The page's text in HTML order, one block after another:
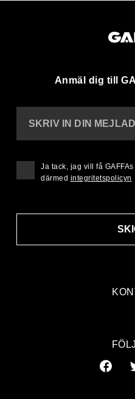
Anmäl dig till
SKRIV IN DIN
Ja tack, jag vill få
därmed integritetspolicyn